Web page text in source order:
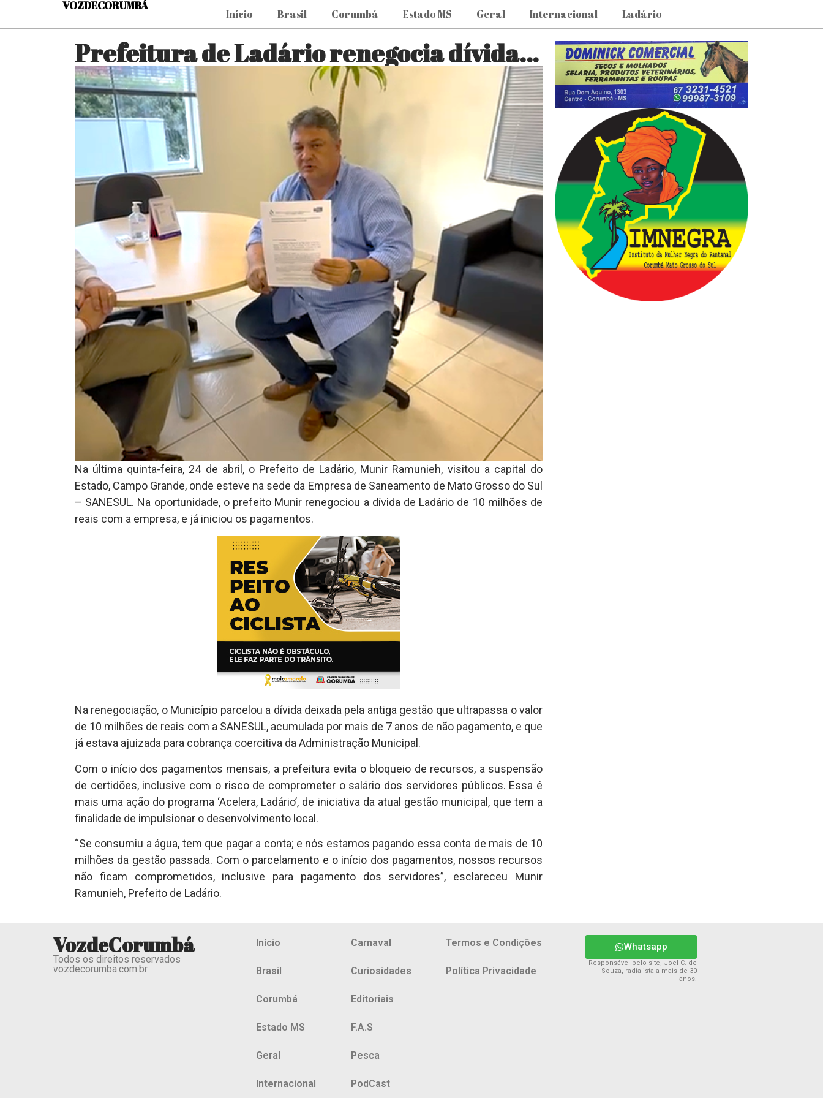
VOZDECORUMBÁ
Início Brasil Corumbá Estado MS Geral Internacional Ladário
Prefeitura de Ladário renegocia dívida…
Na última quinta-feira, 24 de abril, o Prefeito de Ladário, Munir Ramunieh, visitou a capital do
Estado, Campo Grande, onde esteve na sede da Empresa de Saneamento de Mato Grosso do Sul
– SANESUL. Na oportunidade, o prefeito Munir renegociou a dívida de Ladário de 10 milhões de
reais com a empresa, e já iniciou os pagamentos.
Na renegociação, o Município parcelou a dívida deixada pela antiga gestão que ultrapassa o valor
de 10 milhões de reais com a SANESUL, acumulada por mais de 7 anos de não pagamento, e que
já estava ajuizada para cobrança coercitiva da Administração Municipal.
Com o início dos pagamentos mensais, a prefeitura evita o bloqueio de recursos, a suspensão
de certidões, inclusive com o risco de comprometer o salário dos servidores públicos. Essa é
mais uma ação do programa ‘Acelera, Ladário’, de iniciativa da atual gestão municipal, que tem a
finalidade de impulsionar o desenvolvimento local.
“Se consumiu a água, tem que pagar a conta; e nós estamos pagando essa conta de mais de 10
milhões da gestão passada. Com o parcelamento e o início dos pagamentos, nossos recursos
não ficam comprometidos, inclusive para pagamento dos servidores”, esclareceu Munir
Ramunieh, Prefeito de Ladário.
VozdeCorumbá
Todos os direitos reservados
vozdecorumba.com.br
Início
Brasil
Corumbá
Estado MS
Geral
Internacional
Carnaval
Curiosidades
Editoriais
F.A.S
Pesca
PodCast
Termos e Condições
Política Privacidade
Whatsapp
Responsável pelo site, Joel C. de
Souza, radialista a mais de 30
anos.